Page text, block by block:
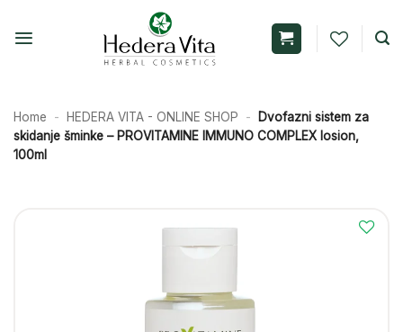
Home - HEDERA VITA - ONLINE SHOP -
Dvofazni sistem za
skidanje šminke – PROVITAMINE IMMUNO COMPLEX losion,
100ml